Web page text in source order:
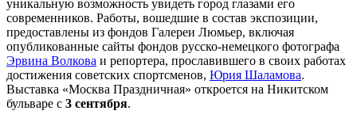
уникальную возможность увидеть город глазами его
современников. Работы, вошедшие в состав экспозиции,
предоставлены из фондов Галереи Люмьер, включая
опубликованные сайты фондов русско-немецкого фотографа
Эрвина Волкова и репортера, прославившего в своих работах
достижения советских спортсменов, Юрия Шаламова.
Выставка «Москва Праздничная» откроется на Никитском
бульваре с 3 сентября.